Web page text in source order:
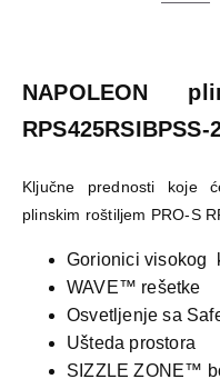
NAPOLEON
RPS425RSIBPSS-
Ključne prednosti koje
plinskim roštiljem PRO-S
Gorionici visokog
WAVE™ rešetke
Osvetljenje sa
Ušteda prostora
SIZZLE ZONE™